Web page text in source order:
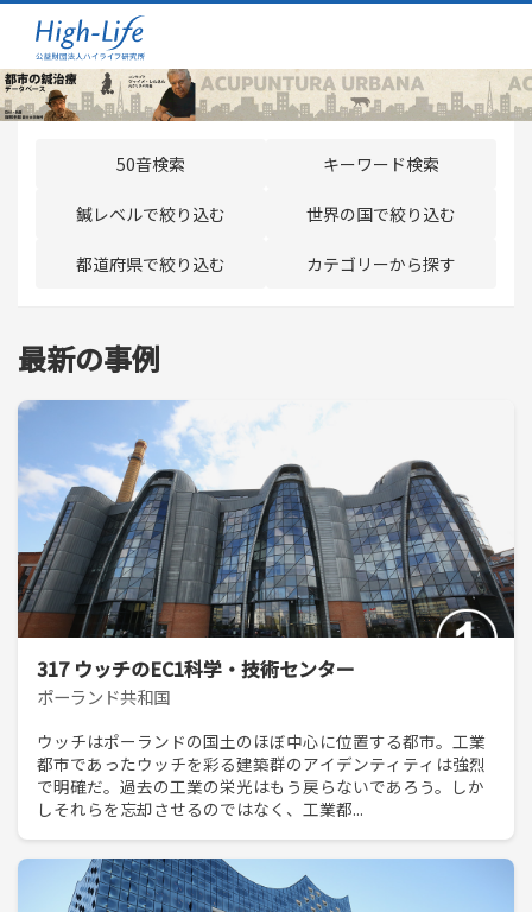
50音検索 キーワード検索
鍼レベルで絞り込む 世界の国で絞り込む
都道府県で絞り込む カテゴリーから探す
最新の事例
317 ウッチのEC1科学・技術センター
ポーランド共和国
ウッチはポーランドの国土のほぼ中心に位置する都市。工業
都市であったウッチを彩る建築群のアイデンティティは強烈
で明確だ。過去の工業の栄光はもう戻らないであろう。しか
しそれらを忘却させるのではなく、工業都...